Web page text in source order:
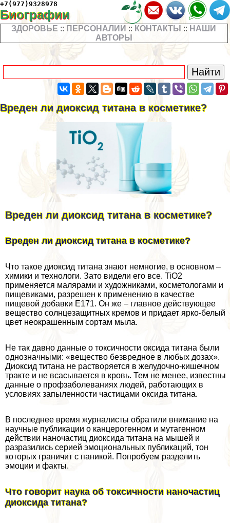
+7(977)9328978
Биографии
ЗДОРОВЬЕ :: ПЕРСОНАЛИИ :: КОНТАКТЫ :: НАШИ
АВТОРЫ
Вреден ли диоксид титана в косметике?
Вреден ли диоксид титана в косметике?
Вреден ли диоксид титана в косметике?
Что такое диоксид титана знают немногие, в основном –
химики и технологи. Зато видели его все. TiO2
применяется малярами и художниками, косметологами и
пищевиками, разрешен к применению в качестве
пищевой добавки E171. Он же – главное действующее
вещество солнцезащитных кремов и придает ярко-белый
цвет неокрашенным сортам мыла.
Не так давно данные о токсичности оксида титана были
однозначными: «вещество безвредное в любых дозах».
Диоксид титана не растворяется в желудочно-кишечном
тpaкте и не всасывается в кровь. Тем не менее, известны
данные о профзаболеваниях людей, работающих в
условиях запыленности частицами оксида титана.
В последнее время журналисты обратили внимание на
научные публикации о канцерогенном и мутагенном
действии наночастиц диоксида титана на мышей и
разразились серией эмоциональных публикаций, тон
которых граничит с паникой. Попробуем разделить
эмоции и факты.
Что говорит наука об токсичности наночастиц
диоксида титана?